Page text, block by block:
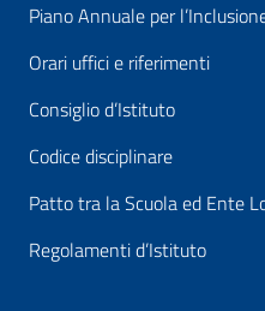
Piano Annuale per
Orari uffici e riferimenti
Consiglio d’Istituto
Codice disciplinare
Patto tra la Scuola ed Ente
Regolamenti d’Istituto